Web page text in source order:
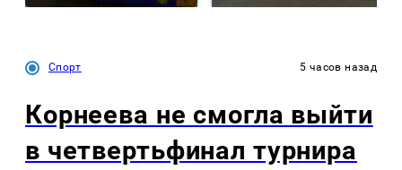
Спорт 5 часов назад
Корнеева не смогла выйти
в четвертьфинал турнира